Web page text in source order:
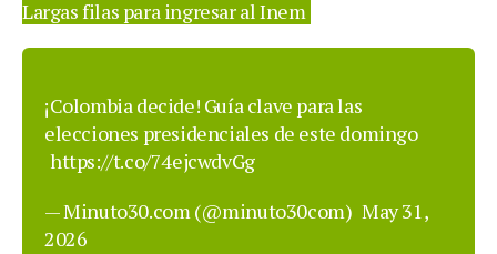
Largas filas para ingresar al Inem
¡Colombia decide! Guía clave para las
elecciones presidenciales de este domingo
https://t.co/74ejcwdvGg
— Minuto30.com (@minuto30com) May 31,
2026